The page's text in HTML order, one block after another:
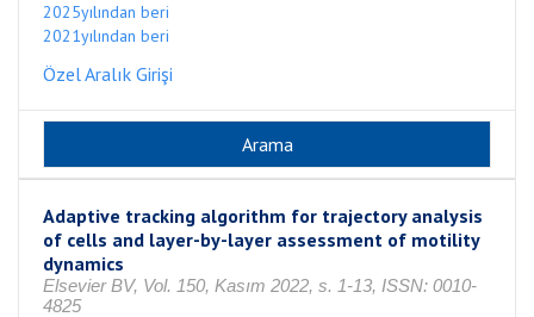
2025yılından beri
2021yılından beri
Özel Aralık Girişi
Adaptive tracking algorithm for trajectory analysis
of cells and layer-by-layer assessment of motility
dynamics
Elsevier BV, Vol. 150, Kasım 2022, s. 1-13, ISSN: 0010-
4825